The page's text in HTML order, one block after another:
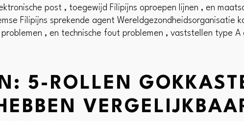
post , toegewijd Filipijns oproepen lijnen , en
Filipijns sprekende agent Wereldgezondheidsorganisatie
, en technische fout problemen , vaststellen type A
5-ROLLEN